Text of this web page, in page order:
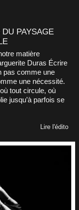
PAYSAGE
matière
Duras Écrire
pas comme une
une nécessité.
tout circule, où
jusqu’à parfois se
Lire l'édito